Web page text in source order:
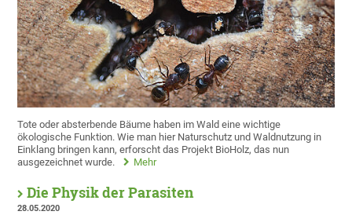
Tote oder absterbende Bäume haben im Wald eine wichtige
ökologische Funktion. Wie man hier Naturschutz und Waldnutzung in
Einklang bringen kann, erforscht das Projekt BioHolz, das nun
ausgezeichnet wurde.
Mehr
Die Physik der Parasiten
28.05.2020